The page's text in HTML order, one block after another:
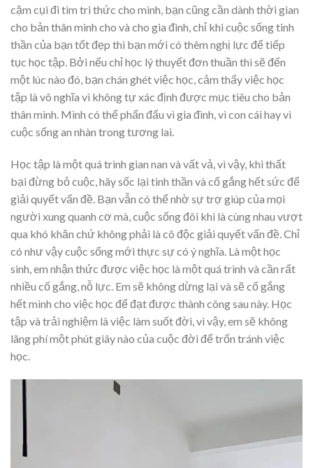
cặm cụi đi tìm tri thức cho mình, bạn cũng cần dành thời gian
cho bản thân mình cho và cho gia đình, chỉ khi cuộc sống tinh
thần của bạn tốt đẹp thì bạn mới có thêm nghị lực để tiếp
tục học tập. Bởi nếu chỉ học lý thuyết đơn thuần thì sẽ đến
một lúc nào đó, bạn chán ghét việc học, cảm thấy việc học
tập là vô nghĩa vì không tự xác định được mục tiêu cho bản
thân mình. Mình có thể phấn đấu vì gia đình, vì con cái hay vì
cuộc sống an nhàn trong tương lai.
Học tập là một quá trình gian nan và vất vả, vì vậy, khi thất
bại đừng bỏ cuộc, hãy sốc lại tinh thần và cố gắng hết sức để
giải quyết vấn đề. Bạn vẫn có thể nhờ sự trợ giúp của mọi
người xung quanh cơ mà, cuộc sống đôi khi là cùng nhau vượt
qua khó khăn chứ không phải là cô độc giải quyết vấn đề. Chỉ
có như vậy cuộc sống mới thực sự có ý nghĩa. Là một học
sinh, em nhận thức được việc học là một quá trình và cần rất
nhiều cố gắng, nỗ lực. Em sẽ không dừng lại và sẽ cố gắng
hết mình cho việc học để đạt được thành công sau này. Học
tập và trải nghiệm là việc làm suốt đời, vì vậy, em sẽ không
lãng phí một phút giây nào của cuộc đời để trốn tránh việc
học.